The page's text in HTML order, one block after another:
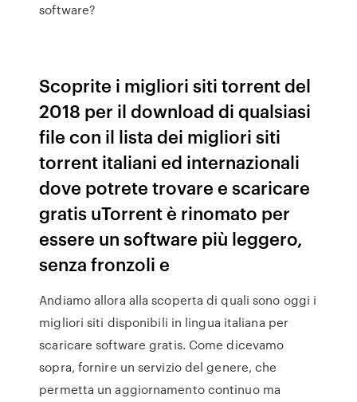
software?
Scoprite i migliori siti torrent del
2018 per il download di qualsiasi
file con il lista dei migliori siti
torrent italiani ed internazionali
dove potrete trovare e scaricare
gratis uTorrent è rinomato per
essere un software più leggero,
senza fronzoli e
Andiamo allora alla scoperta di quali sono oggi i
migliori siti disponibili in lingua italiana per
scaricare software gratis. Come dicevamo
sopra, fornire un servizio del genere, che
permetta un aggiornamento continuo ma